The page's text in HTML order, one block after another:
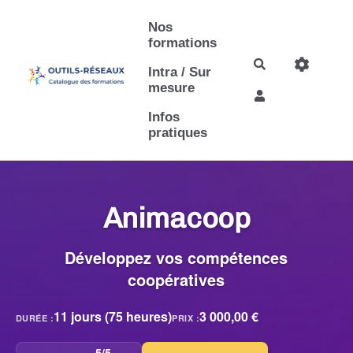
Nos
formations
Intra / Sur
mesure
Infos
pratiques
Rechercher
Animacoop
Développez vos compétences
coopératives
DURÉE :11 jours (75 heures)PRIX :3 000,00 €